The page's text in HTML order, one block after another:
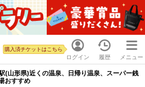
ログイン
購入済チケットはこちら
履歴 メニュー
(山形県)近くの温泉、日帰り温泉、スーパー銭
おすすめ